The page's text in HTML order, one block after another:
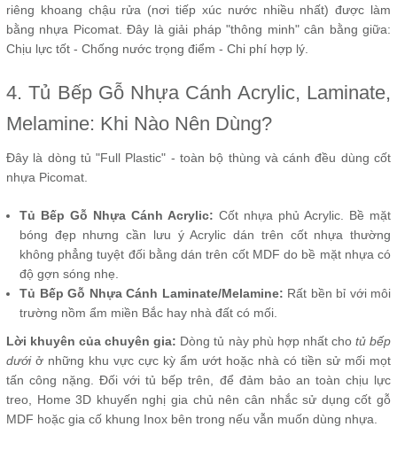
riêng khoang chậu rửa (nơi tiếp xúc nước nhiều nhất) được làm
bằng nhựa Picomat. Đây là giải pháp "thông minh" cân bằng giữa:
Chịu lực tốt - Chống nước trọng điểm - Chi phí hợp lý.
4. Tủ Bếp Gỗ Nhựa Cánh Acrylic, Laminate,
Melamine: Khi Nào Nên Dùng?
Đây là dòng tủ "Full Plastic" - toàn bộ thùng và cánh đều dùng cốt
nhựa Picomat.
Tủ Bếp Gỗ Nhựa Cánh Acrylic: Cốt nhựa phủ Acrylic. Bề mặt
bóng đẹp nhưng cần lưu ý Acrylic dán trên cốt nhựa thường
không phẳng tuyệt đối bằng dán trên cốt MDF do bề mặt nhựa có
độ gợn sóng nhẹ.
Tủ Bếp Gỗ Nhựa Cánh Laminate/Melamine: Rất bền bỉ với môi
trường nồm ẩm miền Bắc hay nhà đất có mối.
Lời khuyên của chuyên gia: Dòng tủ này phù hợp nhất cho tủ bếp
dướiở những khu vực cực kỳ ẩm ướt hoặc nhà có tiền sử mối mọt
tấn công nặng. Đối với tủ bếp trên, để đảm bảo an toàn chịu lực
treo, Home 3D khuyến nghị gia chủ nên cân nhắc sử dụng cốt gỗ
MDF hoặc gia cố khung Inox bên trong nếu vẫn muốn dùng nhựa.